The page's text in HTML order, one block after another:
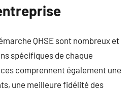
QHSE sont nombreux et
spécifiques de chaque
comprennent également une
une meilleure fidélité des